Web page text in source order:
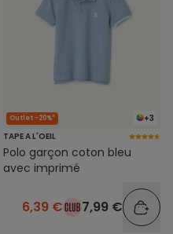
+3
Outlet -20%*
TAPE A L'OEIL
Polo garçon coton bleu
avec imprimé
6,39 € 7,99 €